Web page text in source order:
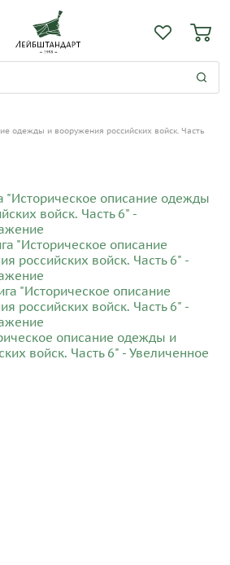
одежды и вооружения российских войск. Часть